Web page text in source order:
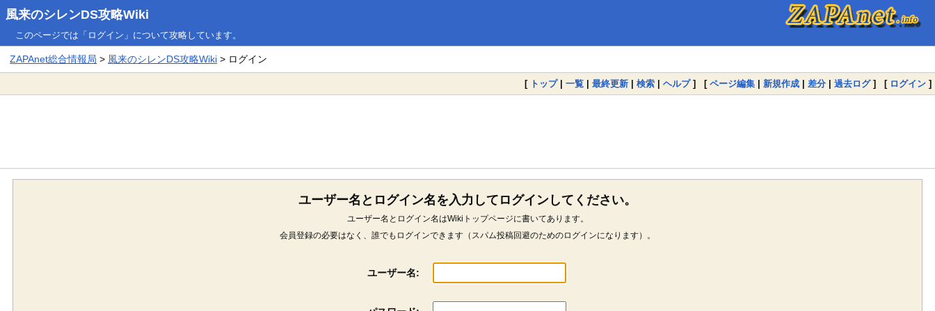
風来のシレンDS攻略Wiki
このページでは「ログイン」について攻略しています。
ZAPAnet総合情報局 > 風来のシレンDS攻略Wiki > ログイン
[ トップ| 一覧 | 最終更新 | 検索 | ヘルプ] [ ページ編集 | 新規作成 | 差分 | 過去ログ] [ ログイン ]
ユーザー名とログイン名を入力してログインしてください。
ユーザー名とログイン名はWikiトップページに書いてあります。
会員登録の必要はなく、誰でもログインできます（スパム投稿回避のためのログインになります）。
ユーザー名: